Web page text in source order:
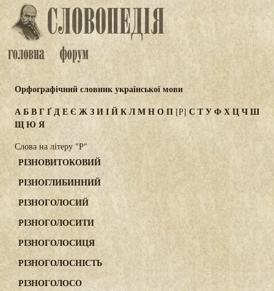
Орфографічний словник української мови
АБВГҐДЕЄ ЖЗИІЙКЛМНОП [Р] СТУФХЦЧШ
ЩЮ Я
Слова на літеру "Р"
РІЗНОВИТОКОВИЙ
РІЗНОГЛИБИННИЙ
РІЗНОГОЛОСИЙ
РІЗНОГОЛОСИТИ
РІЗНОГОЛОСИЦЯ
РІЗНОГОЛОСНІСТЬ
РІЗНОГОЛОСО